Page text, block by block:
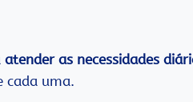
atender as necessidades
cada uma.